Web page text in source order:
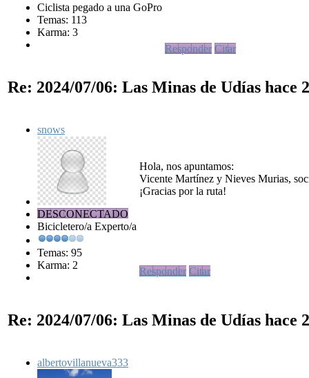
Ciclista pegado a una GoPro
Temas: 113
Karma: 3
Responder Citar
Re: 2024/07/06: Las Minas de Udías hace
snows
DESCONECTADO
Bicicletero/a Experto/a
Temas: 95
Karma: 2
Hola, nos apuntamos:
Vicente Martínez y Nieves Murias,
¡Gracias por la ruta!
Responder Citar
Re: 2024/07/06: Las Minas de Udías hace
albertovillanueva333